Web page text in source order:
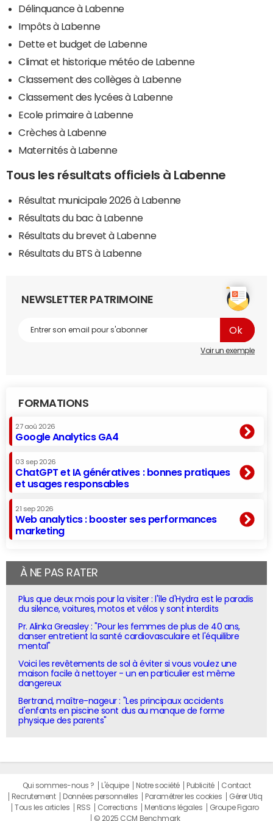
Délinquance à Labenne
Impôts à Labenne
Dette et budget de Labenne
Climat et historique météo de Labenne
Classement des collèges à Labenne
Classement des lycées à Labenne
Ecole primaire à Labenne
Crèches à Labenne
Maternités à Labenne
Tous les résultats officiels à Labenne
Résultat municipale 2026 à Labenne
Résultats du bac à Labenne
Résultats du brevet à Labenne
Résultats du BTS à Labenne
NEWSLETTER PATRIMOINE
Voir un exemple
FORMATIONS
27 aoû 2026
Google Analytics GA4
03 sep 2026
ChatGPT et IA génératives : bonnes pratiques
et usages responsables
21 sep 2026
Web analytics : booster ses performances
marketing
À NE PAS RATER
Plus que deux mois pour la visiter : l'île d'Hydra est le paradis
du silence, voitures, motos et vélos y sont interdits
Pr. Alinka Greasley : "Pour les femmes de plus de 40 ans,
danser entretient la santé cardiovasculaire et l'équilibre
mental"
Voici les revêtements de sol à éviter si vous voulez une
maison facile à nettoyer - un en particulier est même
dangereux
Bertrand, maître-nageur : "Les principaux accidents
d'enfants en piscine sont dus au manque de forme
physique des parents"
Qui sommes-nous ? L'équipe Notre société Publicité
Contact
Recrutement
Données personnelles Paramétrer les cookies
Gérer Utiq
Tous les articles
RSS Corrections Mentions légales
Groupe Figaro
© 2025 CCM Benchmark